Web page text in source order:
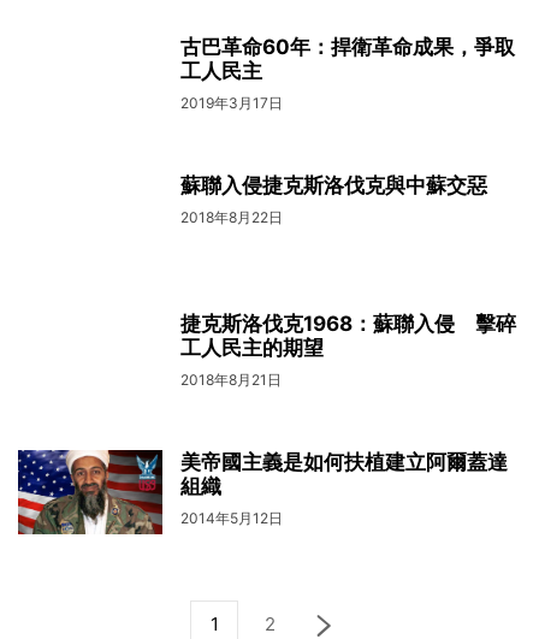
古巴革命60年：捍衛革命成果，爭取
工人民主
2019年3月17日
蘇聯入侵捷克斯洛伐克與中蘇交惡
2018年8月22日
捷克斯洛伐克1968：蘇聯入侵 擊碎
工人民主的期望
2018年8月21日
美帝國主義是如何扶植建立阿爾蓋達
組織
2014年5月12日
1 2